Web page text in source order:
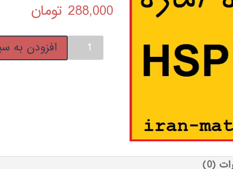
288,000 تومان
پیاده
سازی
افزودن به
(0)